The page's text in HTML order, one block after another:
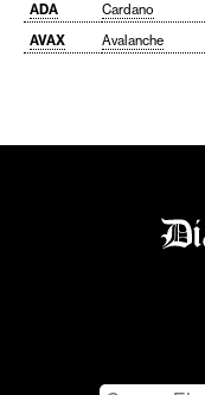
ADA
Cardano
AVAX
Avalanche